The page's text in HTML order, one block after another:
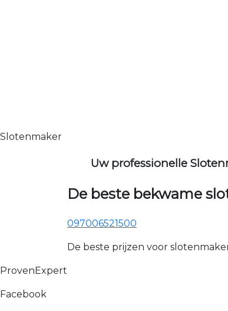
Slotenmaker
Uw professionelle
De beste bekwame
097006521500
De beste prijzen voor
ProvenExpert
Facebook